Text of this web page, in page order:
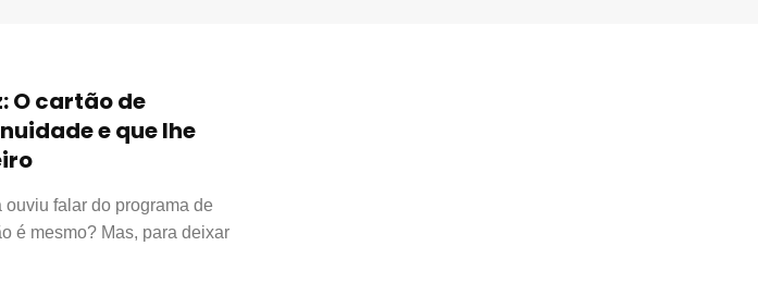
O cartão de
e que lhe
ouviu falar do programa de
é mesmo? Mas, para deixar